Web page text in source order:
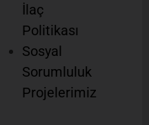
İlaç
Politikası
Sosyal
Sorumluluk
Projelerimiz